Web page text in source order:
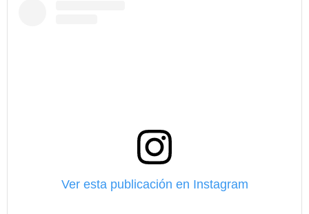
Ver esta publicación en Instagram